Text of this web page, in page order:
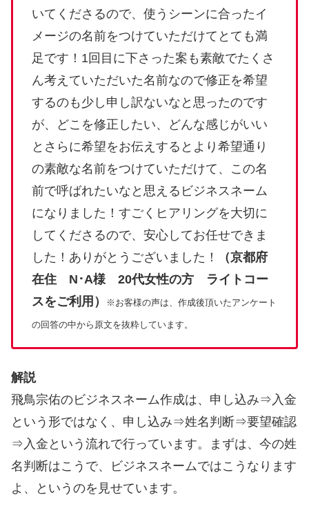
いてくださるので、使うシーンに合ったイ
メージの名前をつけていただけてとても満
足です！1回目に下さった案も素敵でたくさ
ん考えていただいた名前なので修正を希望
するのも少し申し訳ないなと思ったのです
が、どこを修正したい、どんな感じがいい
とさらに希望をお伝えするとより希望通り
の素敵な名前をつけていただけて、この名
前で呼ばれたいなと思えるビジネスネーム
になりました！すごくヒアリングを大切に
してくださるので、安心してお任せできま
した！ありがとうございました！
（京都府
在住 N･A様 20代女性の方 ライトコー
スをご利用）
※お客様の声は、作成後頂いたアンケート
の回答の中から原文を抜粋しています。
解説
飛鳥宗佑のビジネスネーム作成は、申し込み⇒入金
という形ではなく、申し込み⇒姓名判断⇒要望確認
⇒入金という流れで行っています。まずは、今の姓
名判断はこうで、ビジネスネームではこうなります
よ、というのを見せています。